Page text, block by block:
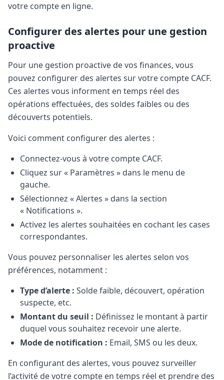
votre compte en ligne.
Configurer des alertes pour une gestion
proactive
Pour une gestion proactive de vos finances, vous
pouvez configurer des alertes sur votre compte CACF.
Ces alertes vous informent en temps réel des
opérations effectuées, des soldes faibles ou des
découverts potentiels.
Voici comment configurer des alertes :
Connectez-vous à votre compte CACF.
Cliquez sur « Paramètres » dans le menu de
gauche.
Sélectionnez « Alertes » dans la section
« Notifications ».
Activez les alertes souhaitées en cochant les cases
correspondantes.
Vous pouvez personnaliser les alertes selon vos
préférences, notamment :
Type d’alerte : Solde faible, découvert, opération
suspecte, etc.
Montant du seuil : Définissez le montant à partir
duquel vous souhaitez recevoir une alerte.
Mode de notification : Email, SMS ou les deux.
En configurant des alertes, vous pouvez surveiller
l’activité de votre compte en temps réel et prendre des